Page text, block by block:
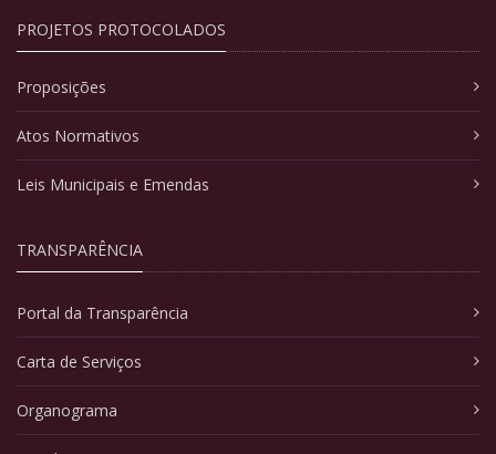
PROJETOS PROTOCOLADOS
Proposições
Atos Normativos
Leis Municipais e Emendas
TRANSPARÊNCIA
Portal da Transparência
Carta de Serviços
Organograma